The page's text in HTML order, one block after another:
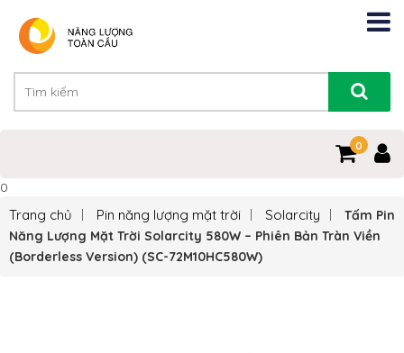
0
0
Trang chủ Pin năng lượng mặt trời Solarcity
Tấm Pin
Năng Lượng Mặt Trời Solarcity 580W – Phiên Bản Tràn Viền
(Borderless Version) (SC-72M10HC580W)